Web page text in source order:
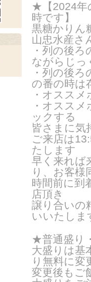
★【2024年
時です】
黒糖かりん
山忠水産さ
・列の後
ながらじっ
・列の後
の番の時は
・オスス
・オスス
ックする
皆さまに気
ご来店は
たします
早く来れば
り、お客様
時間前に到
店頂き
譲り合いの
いいたしま
★普通盛り
大盛りは基
り無料に変
変更後もご